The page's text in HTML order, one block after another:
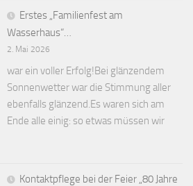
Erstes „Familienfest am
Wasserhaus“…
2. Mai 2026
war ein voller Erfolg!Bei glänzendem
Sonnenwetter war die Stimmung aller
ebenfalls glänzend.Es waren sich am
Ende alle einig: so etwas müssen wir
Kontaktpflege bei der Feier „80 Jahre